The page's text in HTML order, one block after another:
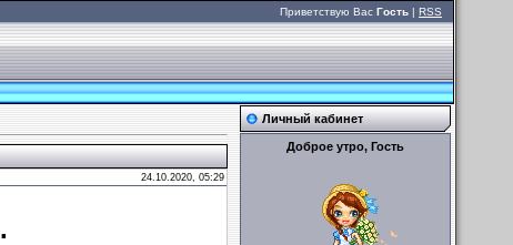
Приветствую Вас Гость | RSS
24.10.2020, 05:29
Личный кабинет
Доброе утро, Гость